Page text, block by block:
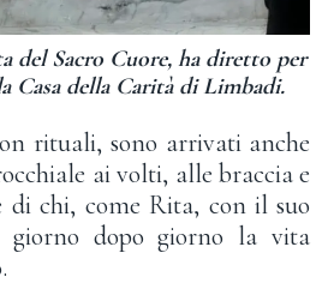
del Sacro Cuore, ha diretto per
Casa della Carità di Limbadi.
rituali, sono arrivati anche
ai volti, alle braccia e
di chi, come Rita, con il suo
giorno dopo giorno la vita